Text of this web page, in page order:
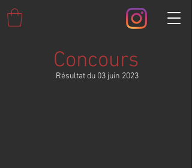
Concours
.Résultat du 03 juin 2023